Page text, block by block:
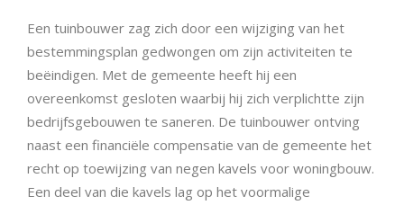
Een tuinbouwer zag zich door een wijziging van het
bestemmingsplan gedwongen om zijn activiteiten te
beëindigen. Met de gemeente heeft hij een
overeenkomst gesloten waarbij hij zich verplichtte zijn
bedrijfsgebouwen te saneren. De tuinbouwer ontving
naast een financiële compensatie van de gemeente het
recht op toewijzing van negen kavels voor woningbouw.
Een deel van die kavels lag op het voormalige